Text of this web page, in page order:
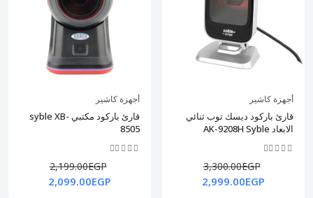
أجهزة كاشير
قارئ باركود ديسك توب ثنائي
الابعاد AK-9208H Syble
3,300.00EGP
2,999.00EGP
أجهزة كاشير
قارئ باركود مكتبي syble XB-
8505
2,199.00EGP
2,099.00EGP